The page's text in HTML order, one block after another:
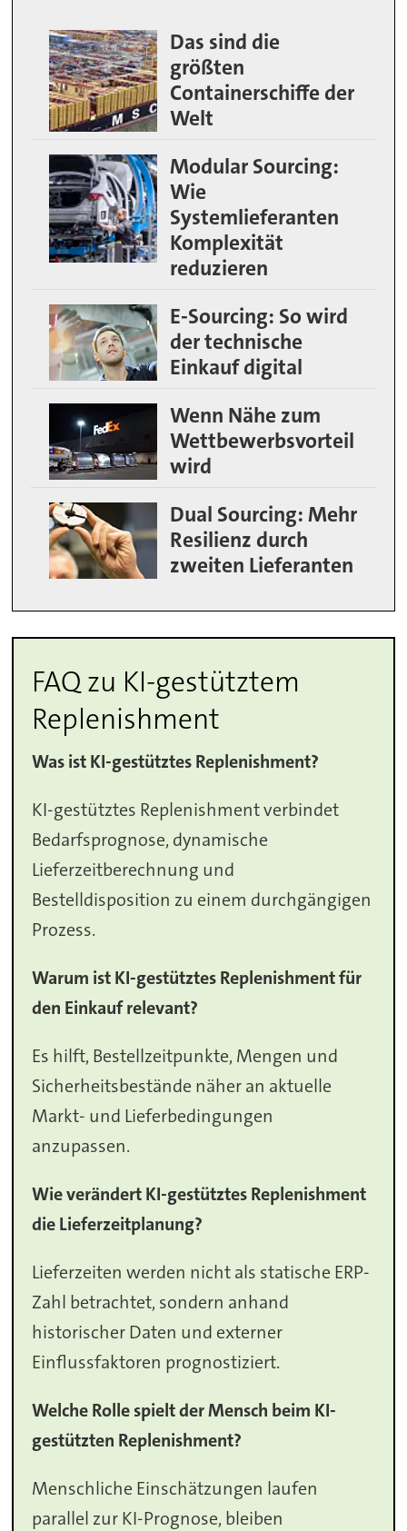
Das sind die
größten
Containerschiffe der
Welt
Modular Sourcing:
Wie
Systemlieferanten
Komplexität
reduzieren
E-Sourcing: So wird
der technische
Einkauf digital
Wenn Nähe zum
Wettbewerbsvorteil
wird
Dual Sourcing: Mehr
Resilienz durch
zweiten Lieferanten
FAQ zu KI-gestütztem
Replenishment
Was ist KI-gestütztes Replenishment?
KI-gestütztes Replenishment verbindet
Bedarfsprognose, dynamische
Lieferzeitberechnung und
Bestelldisposition zu einem durchgängigen
Prozess.
Warum ist KI-gestütztes Replenishment für
den Einkauf relevant?
Es hilft, Bestellzeitpunkte, Mengen und
Sicherheitsbestände näher an aktuelle
Markt- und Lieferbedingungen
anzupassen.
Wie verändert KI-gestütztes Replenishment
die Lieferzeitplanung?
Lieferzeiten werden nicht als statische ERP-
Zahl betrachtet, sondern anhand
historischer Daten und externer
Einflussfaktoren prognostiziert.
Welche Rolle spielt der Mensch beim KI-
gestützten Replenishment?
Menschliche Einschätzungen laufen
parallel zur KI-Prognose, bleiben